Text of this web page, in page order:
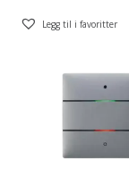
Legg til i favoritter